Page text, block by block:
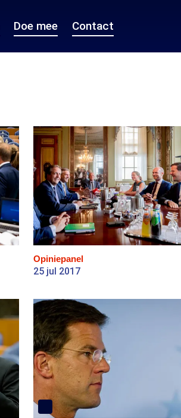
Doe mee Contact
Opiniepanel
25 jul 2017